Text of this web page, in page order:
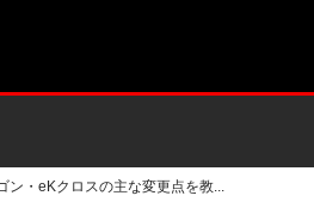
・eKクロスの主な変更点を教...